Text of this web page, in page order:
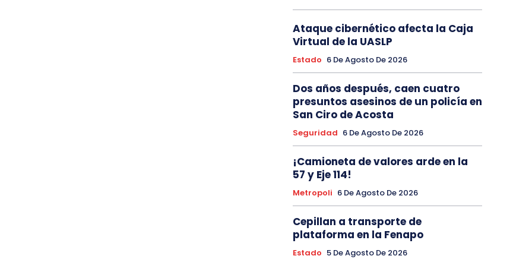
Ataque cibernético afecta la Caja
Virtual de la UASLP
Estado 6 De Agosto De 2026
Dos años después, caen cuatro
presuntos asesinos de un policía en
San Ciro de Acosta
Seguridad 6 De Agosto De 2026
¡Camioneta de valores arde en la
57 y Eje 114!
Metropoli 6 De Agosto De 2026
Cepillan a transporte de
plataforma en la Fenapo
Estado 5 De Agosto De 2026